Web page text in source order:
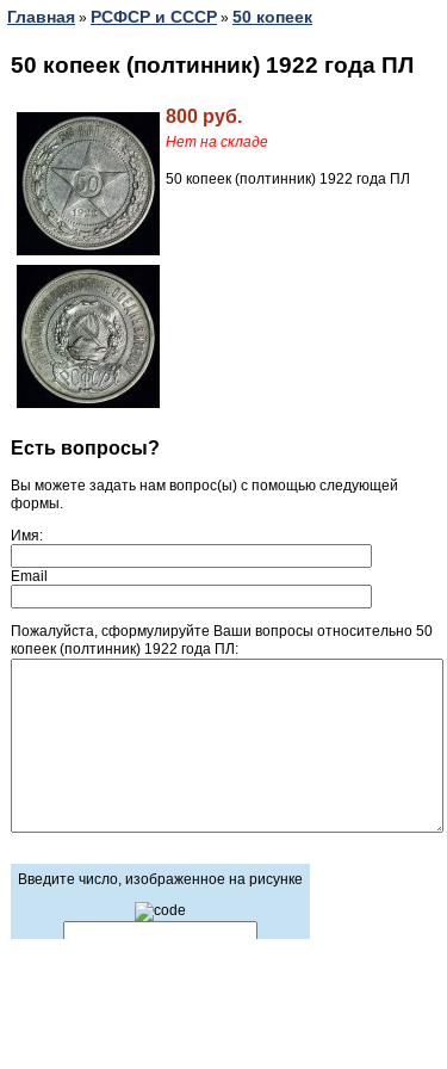
Главная » РСФСР и СССР » 50 копеек
50 копеек (полтинник) 1922 года ПЛ
800 руб.
Нет на складе
50 копеек (полтинник) 1922 года ПЛ
Есть вопросы?
Вы можете задать нам вопрос(ы) с помощью следующей
формы.
Имя:
Email
Пожалуйста, сформулируйте Ваши вопросы относительно 50
копеек (полтинник) 1922 года ПЛ:
Введите число, изображенное на рисунке